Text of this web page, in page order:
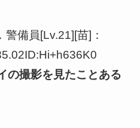
備員[Lv.21][苗]：
の撮影を見たことある